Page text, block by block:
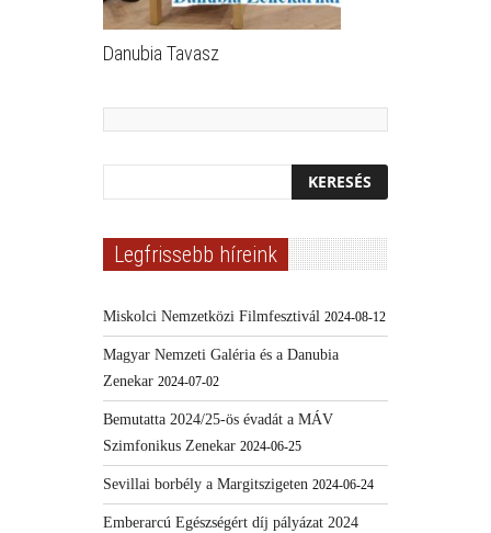
Danubia Tavasz
Legfrissebb híreink
Miskolci Nemzetközi Filmfesztivál 2024-08-12
Magyar Nemzeti Galéria és a Danubia
Zenekar 2024-07-02
Bemutatta 2024/25-ös évadát a MÁV
Szimfonikus Zenekar 2024-06-25
Sevillai borbély a Margitszigeten 2024-06-24
Emberarcú Egészségért díj pályázat 2024